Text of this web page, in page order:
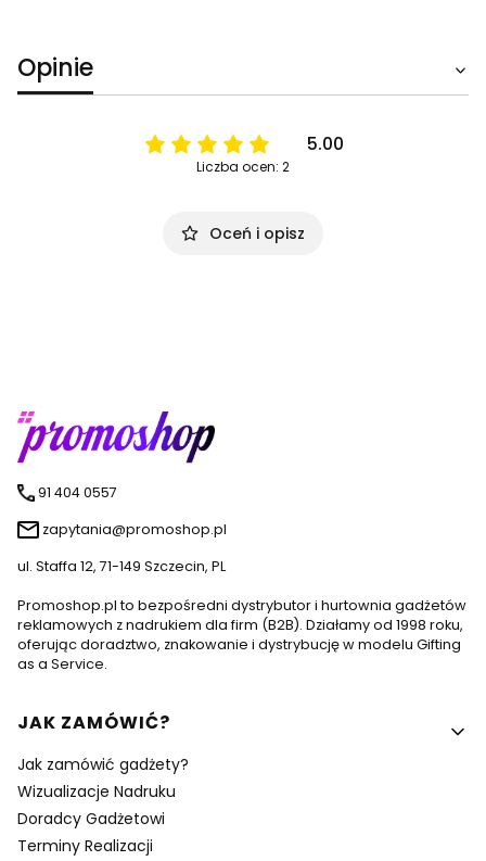
Opinie
5.00
Liczba ocen: 2
Oceń i opisz
91 404 0557
zapytania@promoshop.pl
ul. Staffa 12, 71-149 Szczecin, PL
Promoshop.pl to bezpośredni dystrybutor i hurtownia gadżetów
reklamowych z nadrukiem dla firm (B2B). Działamy od 1998 roku,
oferując doradztwo, znakowanie i dystrybucję w modelu Gifting
as a Service.
Linki w stopce
JAK ZAMÓWIĆ?
Jak zamówić gadżety?
Wizualizacje Nadruku
Doradcy Gadżetowi
Terminy Realizacji